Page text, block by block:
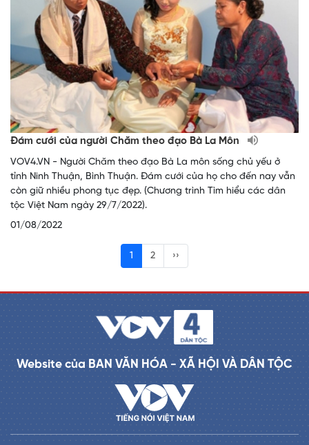
Đám cưới của người Chăm theo đạo Bà La Môn
VOV4.VN - Người Chăm theo đạo Bà La môn sống chủ yếu ở
tỉnh Ninh Thuận, Bình Thuận. Đám cưới của họ cho đến nay vẫn
còn giữ nhiều phong tục đẹp. (Chương trình Tìm hiểu các dân
tộc Việt Nam ngày 29/7/2022).
01/08/2022
1 2 ››
Website của BAN VĂN HÓA - XÃ HỘI VÀ DÂN TỘC